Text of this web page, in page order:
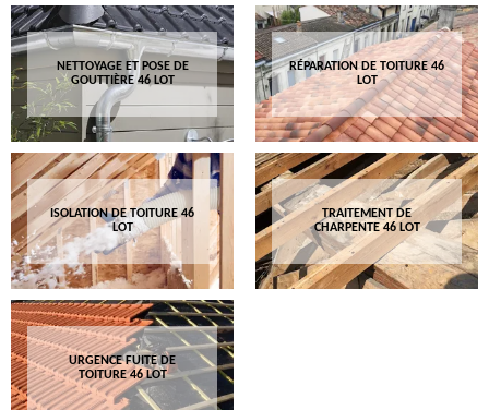
NETTOYAGE ET POSE DE
GOUTTIÈRE 46 LOT
RÉPARATION DE TOITURE 46
LOT
ISOLATION DE TOITURE 46
LOT
TRAITEMENT DE
CHARPENTE 46 LOT
URGENCE FUITE DE
TOITURE 46 LOT